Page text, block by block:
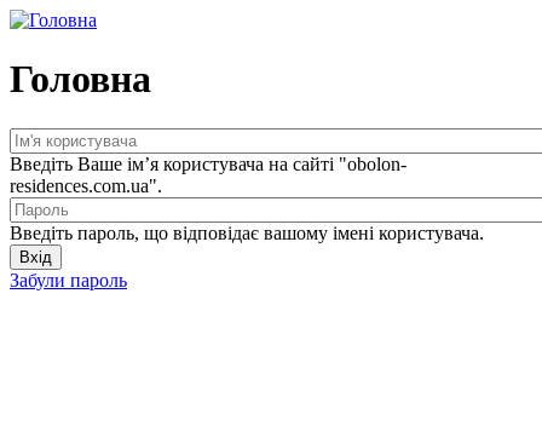
Головна
Ім'я користувача
Введіть Ваше ім’я користувача на сайті "obolon-
residences.com.ua".
Пароль
Введіть пароль, що відповідає вашому імені користувача.
Забули пароль